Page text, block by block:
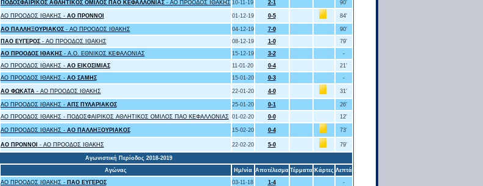
ΠΟΔΟΣΦΑΙΡΙΚΟΣ ΑΘΛΗΤΙΚΟΣ ΟΜΙΛΟΣ ΠΑΟ ΚΕΦΑΛΛΟΝΙΑΣ- ΑΟ ΠΡΟΟΔΟΣ ΙΘΑΚΗΣ 10-11-19 2-1 90'
ΑΟ ΠΡΟΟΔΟΣ ΙΘΑΚΗΣ - ΑΟ ΠΡΟΝΝΟΙ 01-12-19 0-5 84'
ΑΟ ΠΑΛΛΗΞΟΥΡΙΑΚΟΣ- ΑΟ ΠΡΟΟΔΟΣ ΙΘΑΚΗΣ 04-12-19 7-0
90'
ΠΑΟ ΕΥΓΕΡΟΣ- ΑΟ ΠΡΟΟΔΟΣ ΙΘΑΚΗΣ 08-12-19 1-0
79'
ΑΟ ΠΡΟΟΔΟΣ ΙΘΑΚΗΣ- A.O. ΕΘΝΙΚΟΣ ΚΕΦΑΛΟΝΙΑΣ 15-12-19 3-2
-
ΑΟ ΠΡΟΟΔΟΣ ΙΘΑΚΗΣ - ΑΟ ΕΙΚΟΣΙΜΙΑΣ 11-01-20 0-4
21'
ΑΟ ΠΡΟΟΔΟΣ ΙΘΑΚΗΣ - ΑΟ ΣΑΜΗΣ 15-01-20 0-3 -
ΑΟ ΦΩΚΑΤΑ- ΑΟ ΠΡΟΟΔΟΣ ΙΘΑΚΗΣ 22-01-20 4-0 31'
ΑΟ ΠΡΟΟΔΟΣ ΙΘΑΚΗΣ - ΑΠΣ ΠΥΛΑΡΙΑΚΟΣ 25-01-20 0-1
26'
ΑΟ ΠΡΟΟΔΟΣ ΙΘΑΚΗΣ - ΠΟΔΟΣΦΑΙΡΙΚΟΣ ΑΘΛΗΤΙΚΟΣ ΟΜΙΛΟΣ ΠΑΟ ΚΕΦΑΛΛΟΝΙΑΣ 01-02-20 0-0 12'
ΑΟ ΠΡΟΟΔΟΣ ΙΘΑΚΗΣ - ΑΟ ΠΑΛΛΗΞΟΥΡΙΑΚΟΣ 15-02-20 0-4 73'
ΑΟ ΠΡΟΝΝΟΙ - ΑΟ ΠΡΟΟΔΟΣ ΙΘΑΚΗΣ 22-02-20 5-0 79'
Αγωνιστική Περίοδος 2018-2019
Αγώνας Ημ/νία Αποτέλεσμα Τέρματα Κάρτες Λεπτά
ΑΟ ΠΡΟΟΔΟΣ ΙΘΑΚΗΣ - ΠΑΟ ΕΥΓΕΡΟΣ 03-11-18 1-4
-